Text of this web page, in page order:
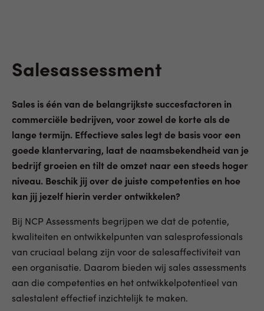
Salesassessment
Sales is één van de belangrijkste succesfactoren in
commerciële bedrijven, voor zowel de korte als de
lange termijn. Effectieve sales legt de basis voor een
goede klantervaring, laat de naamsbekendheid van je
bedrijf groeien en tilt de omzet naar een steeds hoger
niveau. Beschik jij over de juiste competenties en hoe
kan jij jezelf hierin verder ontwikkelen?
Bij NCP Assessments begrijpen we dat de potentie,
kwaliteiten en ontwikkelpunten van salesprofessionals
van cruciaal belang zijn voor de salesaffectiviteit van
een organisatie. Daarom bieden wij sales assessments
aan die competenties en het ontwikkelpotentieel van
salestalent effectief inzichtelijk te maken.